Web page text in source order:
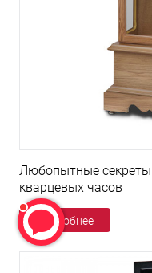
Любопытные
кварцевых часов
Подробнее